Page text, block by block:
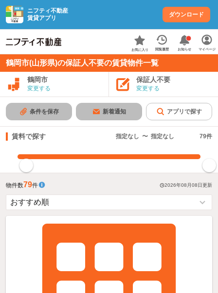
ニフティ不動産
賃貸アプリ
ダウンロード
お気に入り 閲覧履歴 お知らせ マイページ
鶴岡市(山形県)の保証人不要の賃貸物件一覧
鶴岡市
変更する
保証人不要
変更する
条件を保存 新着通知 アプリで探す
賃料で探す 指定なし 〜 指定なし 79件
物件数79件 2026年08月08日更新